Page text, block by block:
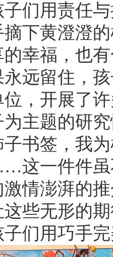
们用责任
摘下黄澄澄
幸福，也
远留住，
，开展了
主题的研
书签，我
这一件件虽
情澎湃的
些无形的
们用巧手